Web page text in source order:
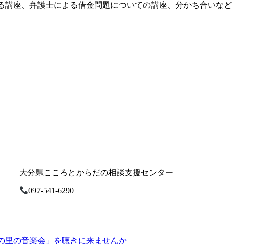
講座、弁護士による借金問題についての講座、分かち合いなど
大分県こころとからだの相談支援センター
097-541-6290
里の音楽会」を聴きに来ませんか